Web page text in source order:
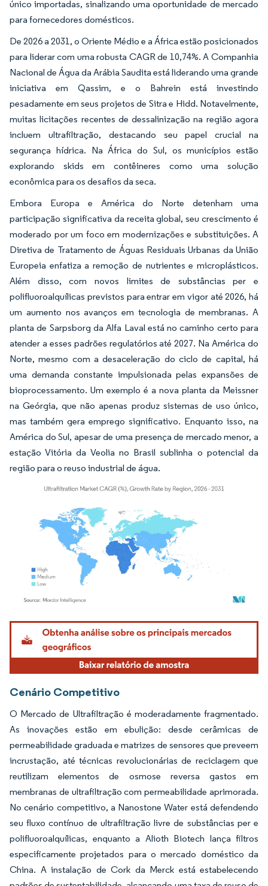
único importadas, sinalizando uma oportunidade de mercado
para fornecedores domésticos.
De 2026 a 2031, o Oriente Médio e a África estão posicionados
para liderar com uma robusta CAGR de 10,74%. A Companhia
Nacional de Água da Arábia Saudita está liderando uma grande
iniciativa em Qassim, e o Bahrein está investindo
pesadamente em seus projetos de Sitra e Hidd. Notavelmente,
muitas licitações recentes de dessalinização na região agora
incluem ultrafiltração, destacando seu papel crucial na
segurança hídrica. Na África do Sul, os municípios estão
explorando skids em contêineres como uma solução
econômica para os desafios da seca.
Embora Europa e América do Norte detenham uma
participação significativa da receita global, seu crescimento é
moderado por um foco em modernizações e substituições. A
Diretiva de Tratamento de Águas Residuais Urbanas da União
Europeia enfatiza a remoção de nutrientes e microplásticos.
Além disso, com novos limites de substâncias per e
polifluoroalquílicas previstos para entrar em vigor até 2026, há
um aumento nos avanços em tecnologia de membranas. A
planta de Sarpsborg da Alfa Laval está no caminho certo para
atender a esses padrões regulatórios até 2027. Na América do
Norte, mesmo com a desaceleração do ciclo de capital, há
uma demanda constante impulsionada pelas expansões de
bioprocessamento. Um exemplo é a nova planta da Meissner
na Geórgia, que não apenas produz sistemas de uso único,
mas também gera emprego significativo. Enquanto isso, na
América do Sul, apesar de uma presença de mercado menor, a
estação Vitória da Veolia no Brasil sublinha o potencial da
região para o reuso industrial de água.
Imagem © Mordor Intelligence. O reuso requer atribuição conforme CC BY 4.0.
Cenário Competitivo
O Mercado de Ultrafiltração é moderadamente fragmentado.
As inovações estão em ebulição: desde cerâmicas de
permeabilidade graduada e matrizes de sensores que preveem
incrustação, até técnicas revolucionárias de reciclagem que
reutilizam elementos de osmose reversa gastos em
membranas de ultrafiltração com permeabilidade aprimorada.
No cenário competitivo, a Nanostone Water está defendendo
seu fluxo contínuo de ultrafiltração livre de substâncias per e
polifluoroalquílicas, enquanto a Alioth Biotech lança filtros
especificamente projetados para o mercado doméstico da
China. A instalação de Cork da Merck está estabelecendo